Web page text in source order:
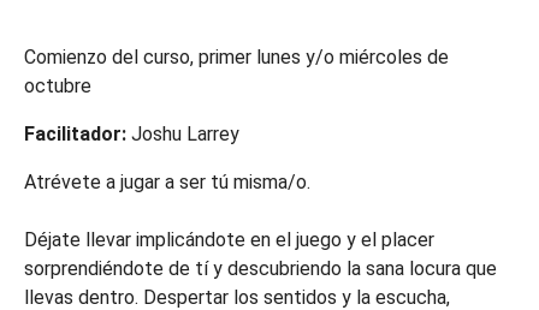
Comienzo del curso, primer lunes y/o miércoles de
octubre
Facilitador: Joshu Larrey
Atrévete a jugar a ser tú misma/o.
Déjate llevar implicándote en el juego y el placer
sorprendiéndote de tí y descubriendo la sana locura que
llevas dentro. Despertar los sentidos y la escucha,